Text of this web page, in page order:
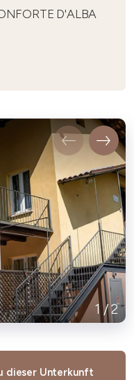
D'ALBA
1/2
dieser Unterkunft